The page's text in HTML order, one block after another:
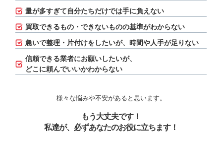
量が多すぎて自分たちだけでは手に負えない
買取できるもの・できないものの基準がわからない
急いで整理・片付けをしたいが、 時間や人手が足りない
信頼できる業者にお願いしたいが、
どこに頼んでいいかわからない
様々な悩みや不安があると思います。
もう大丈夫です！
私達が、必ずあなたのお役に立ちます！